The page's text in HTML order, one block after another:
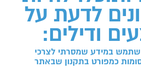
לדעת על
ודילים:
במידע שמסרתי לצרכי
כמפורט בתקנון שבאתר